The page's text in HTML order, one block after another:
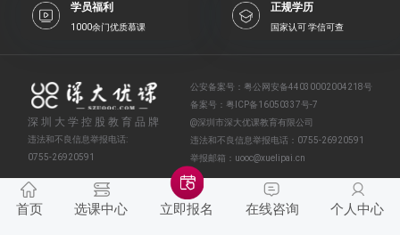
学员福利
1000余门优质慕课
正规学历
国家认可 学信可查
深圳大学控股教育品牌
违法和不良信息举报电话:
0755-26920591
公安备案号： 粤公网安备44030002004218号
备案号： 粤ICP备16050337号-7
@深圳市深大优课教育有限公司
违法和不良信息举报电话： 0755-26920591
举报邮箱： uooc@xuelipai.cn
首页 选课中心 立即报名 在线咨询 个人中心